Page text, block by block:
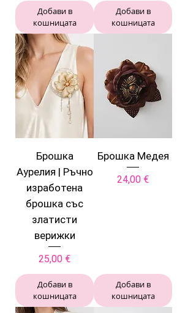
Добави в
кошницата
Добави в
кошницата
Брошка
Аурелия | Ръчно
изработена
брошка със
златисти
верижки
Цена
25,00 €
Добави в
кошницата
Брошка Медея
Цена
24,00 €
Добави в
кошницата